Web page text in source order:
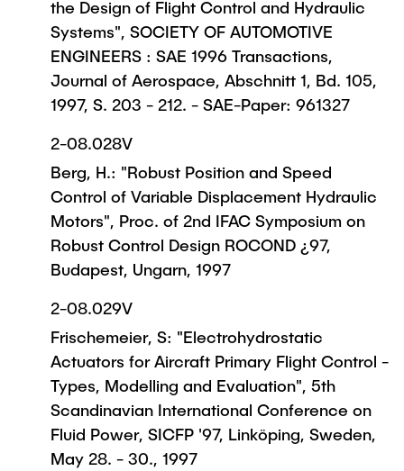
the Design of Flight Control and Hydraulic
Systems", SOCIETY OF AUTOMOTIVE
ENGINEERS : SAE 1996 Transactions,
Journal of Aerospace, Abschnitt 1, Bd. 105,
1997, S. 203 - 212. - SAE-Paper: 961327
2-08.028V
Berg, H.: "Robust Position and Speed
Control of Variable Displacement Hydraulic
Motors", Proc. of 2nd IFAC Symposium on
Robust Control Design ROCOND ¿97,
Budapest, Ungarn, 1997
2-08.029V
Frischemeier, S: "Electrohydrostatic
Actuators for Aircraft Primary Flight Control -
Types, Modelling and Evaluation", 5th
Scandinavian International Conference on
Fluid Power, SICFP '97, Linköping, Sweden,
May 28. - 30., 1997